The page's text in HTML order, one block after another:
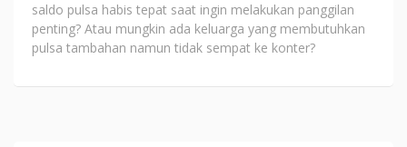
saldo pulsa habis tepat saat ingin melakukan panggilan
penting? Atau mungkin ada keluarga yang membutuhkan
pulsa tambahan namun tidak sempat ke konter?